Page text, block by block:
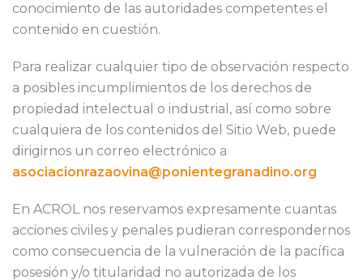
conocimiento de las autoridades competentes el
contenido en cuestión.
Para realizar cualquier tipo de observación respecto
a posibles incumplimientos de los derechos de
propiedad intelectual o industrial, así como sobre
cualquiera de los contenidos del Sitio Web, puede
dirigirnos un correo electrónico a
asociacionrazaovina@ponientegranadino.org
En ACROL nos reservamos expresamente cuantas
acciones civiles y penales pudieran correspondernos
como consecuencia de la vulneración de la pacífica
posesión y/o titularidad no autorizada de los